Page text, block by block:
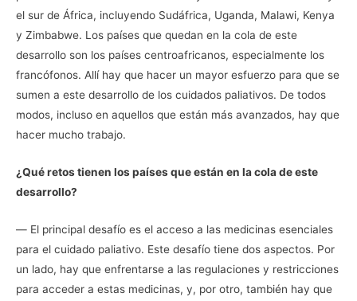
el sur de África, incluyendo Sudáfrica, Uganda, Malawi, Kenya
y Zimbabwe. Los países que quedan en la cola de este
desarrollo son los países centroafricanos, especialmente los
francófonos. Allí hay que hacer un mayor esfuerzo para que se
sumen a este desarrollo de los cuidados paliativos. De todos
modos, incluso en aquellos que están más avanzados, hay que
hacer mucho trabajo.
¿Qué retos tienen los países que están en la cola de este
desarrollo?
― El principal desafío es el acceso a las medicinas esenciales
para el cuidado paliativo. Este desafío tiene dos aspectos. Por
un lado, hay que enfrentarse a las regulaciones y restricciones
para acceder a estas medicinas, y, por otro, también hay que